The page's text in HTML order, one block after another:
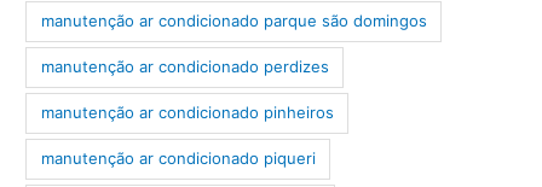
manutenção ar condicionado parque são domingos
manutenção ar condicionado perdizes
manutenção ar condicionado pinheiros
manutenção ar condicionado piqueri